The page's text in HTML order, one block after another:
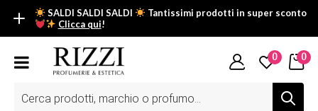
SALDI SALDI SALDI
Tantissimi prodotti in super sconto
Clicca qui!
SALDI SALDI SALDI
Fino al -50% su tantissimi prodotti beauty nella sezione saldi: il
Scopri tutti i prodotti in super saldo!Clicca qui
prodotti
0 0